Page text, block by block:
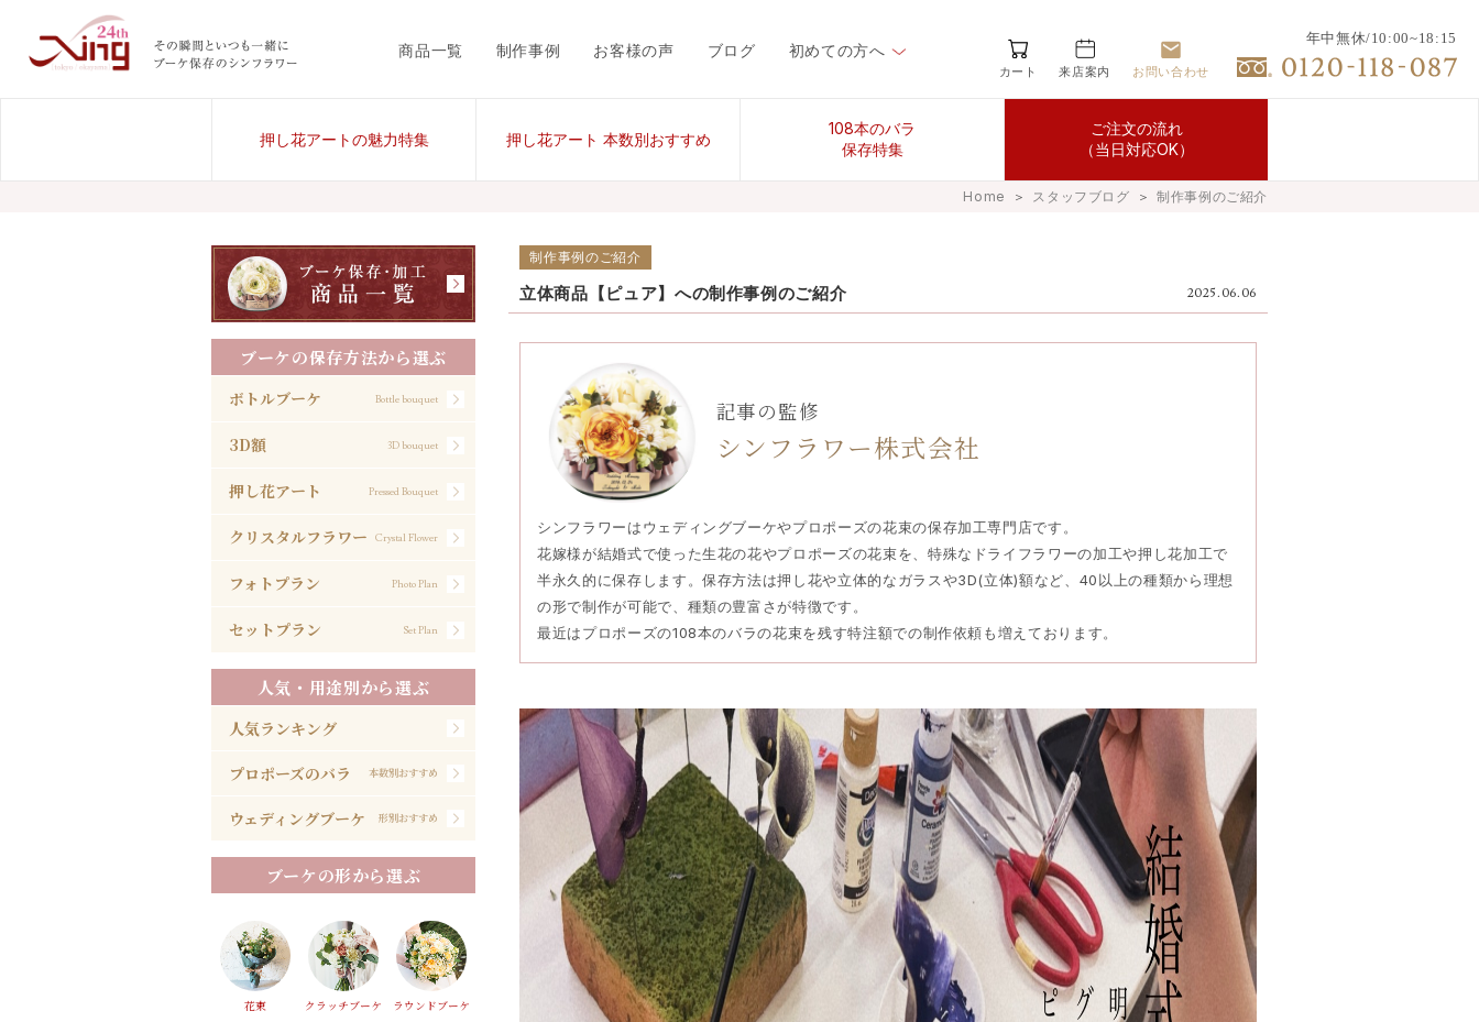
商品一覧 制作事例 お客様の声 ブログ 初めての方へ
カート 来店案内 お問い合わせ
年中無休/10:00~18:15
押し花アートの魅力特集 押し花アート 本数別おすすめ
108本のバラ
保存特集
ご注文の流れ
（当日対応OK）
Home ＞ スタッフブログ ＞ 制作事例のご紹介
制作事例のご紹介
2025.06.06
立体商品【ピュア】への制作事例のご紹介
記事の監修
シンフラワー株式会社
シンフラワーはウェディングブーケやプロポーズの花束の保存加工専門店です。
花嫁様が結婚式で使った生花の花やプロポーズの花束を、特殊なドライフラワーの加工や押し花加工で
半永久的に保存します。保存方法は押し花や立体的なガラスや3D(立体)額など、40以上の種類から理想
の形で制作が可能で、種類の豊富さが特徴です。
最近はプロポーズの108本のバラの花束を残す特注額での制作依頼も増えております。
ブーケの保存方法から選ぶ
ボトルブーケ Bottle bouquet
3D額 3D bouquet
押し花アート Pressed Bouquet
クリスタルフラワー Crystal Flower
フォトプラン Photo Plan
セットプラン Set Plan
人気・用途別から選ぶ
人気ランキング
プロポーズのバラ 本数別おすすめ
ウェディングブーケ 形別おすすめ
ブーケの形から選ぶ
花束 クラッチブーケ ラウンドブーケ